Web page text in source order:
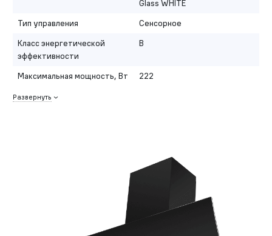
Glass WHITE
Тип управления
Сенсорное
Класс энергетической
эффективности
B
Максимальная мощность, Вт 222
Развернуть